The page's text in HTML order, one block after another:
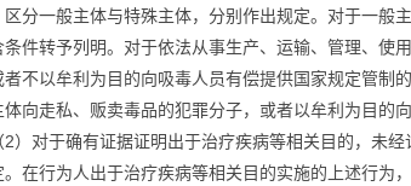
分一般主体与特殊主体，分别作出规定。对于一般
件转予列明。对于依法从事生产、运输、管理、使
不以牟利为目的向吸毒人员有偿提供国家规定管制
向走私、贩卖毒品的犯罪分子，或者以牟利为目的
）对于确有证据证明出于治疗疾病等相关目的，未
在行为人出于治疗疾病等相关目的实施的上述行为